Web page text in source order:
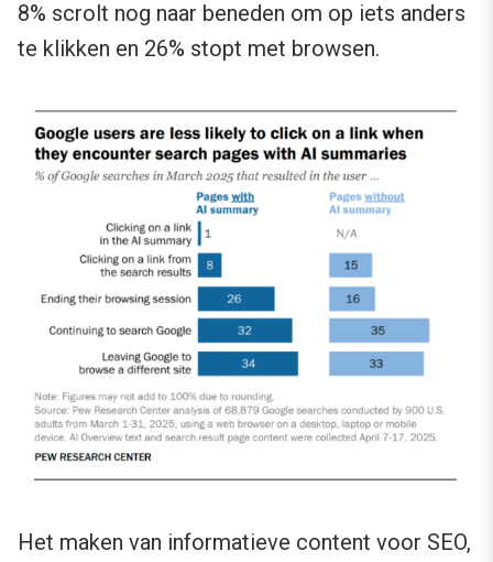
8% scrolt nog naar beneden om op iets anders
te klikken en 26% stopt met browsen.
Het maken van informatieve content voor SEO,